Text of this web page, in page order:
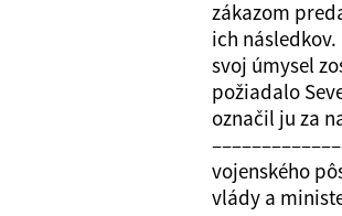
zákazom
ich
svoj úmysel
požiadalo
označil ju za
vojenského
vlády a